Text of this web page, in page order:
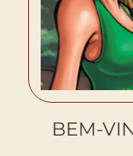
BEM-